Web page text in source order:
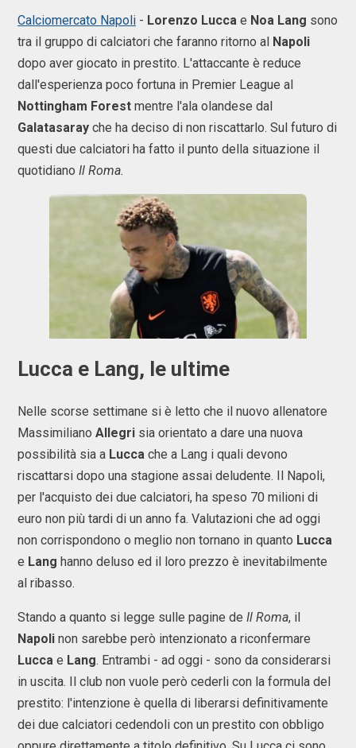
Calciomercato Napoli - Lorenzo Lucca e Noa Lang sono
tra il gruppo di calciatori che faranno ritorno al Napoli
dopo aver giocato in prestito. L'attaccante è reduce
dall'esperienza poco fortuna in Premier League al
Nottingham Forest mentre l'ala olandese dal
Galatasaray che ha deciso di non riscattarlo. Sul futuro di
questi due calciatori ha fatto il punto della situazione il
quotidiano Il Roma.
Lucca e Lang, le ultime
Nelle scorse settimane si è letto che il nuovo allenatore
Massimiliano Allegri sia orientato a dare una nuova
possibilità sia a Lucca che a Lang i quali devono
riscattarsi dopo una stagione assai deludente. Il Napoli,
per l'acquisto dei due calciatori, ha speso 70 milioni di
euro non più tardi di un anno fa. Valutazioni che ad oggi
non corrispondono o meglio non tornano in quanto Lucca
e Lang hanno deluso ed il loro prezzo è inevitabilmente
al ribasso.
Stando a quanto si legge sulle pagine de Il Roma, il
Napoli non sarebbe però intenzionato a riconfermare
Lucca e Lang. Entrambi - ad oggi - sono da considerarsi
in uscita. Il club non vuole però cederli con la formula del
prestito: l'intenzione è quella di liberarsi definitivamente
dei due calciatori cedendoli con un prestito con obbligo